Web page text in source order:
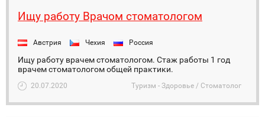
Ищу работу Врачом стоматологом
Австрия Чехия Россия
Ищу работу врачем стоматологом. Стаж работы 1 год
врачем стоматологом общей практики.
20.07.2020 Туризм - Здоровье / Стоматолог